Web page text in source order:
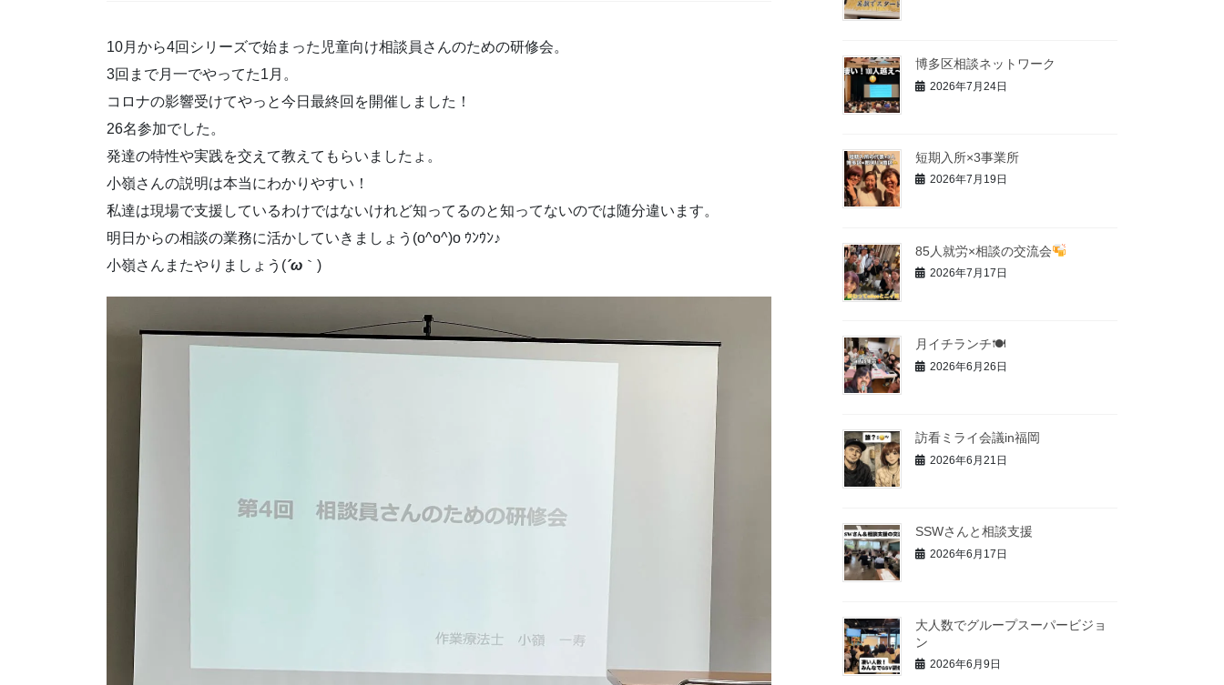
10月から4回シリーズで始まった児童向け相談員さんのための研修会。
3回まで月一でやってた1月。
コロナの影響受けてやっと今日最終回を開催しました！
26名参加でした。
発達の特性や実践を交えて教えてもらいましたょ。
小嶺さんの説明は本当にわかりやすい！
私達は現場で支援しているわけではないけれど知ってるのと知ってないのでは随分違います。
明日からの相談の業務に活かしていきましょう(o^o^)o ｳﾝｳﾝ♪
小嶺さんまたやりましょう(´ω ｀)
博多区相談ネットワーク
2026年7月24日
短期入所×3事業所
2026年7月19日
85人就労×相談の交流会
2026年7月17日
月イチランチ🍽
2026年6月26日
訪看ミライ会議in福岡
2026年6月21日
SSWさんと相談支援
2026年6月17日
大人数でグループスーパービジョ
ン
2026年6月9日